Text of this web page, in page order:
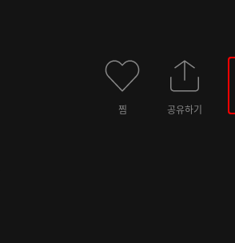
찜 공유하기